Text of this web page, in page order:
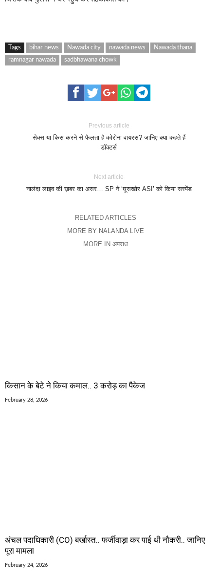
Tags bihar news Nawada city nawada news
Nawada thana
ramnagar nawada
sadbhawana chowk
Previous article
सेक्स या किस करने से फैलता है कोरोना वायरस? जानिए क्या कहते हैं
डॉक्टर्स
Next article
नालंदा लाइव की ख़बर का असर… SP ने ‘घूसखोर ASI’ को किया सस्पेंड
RELATED ARTICLES
MORE BY NALANDA LIVE
MORE IN अपराध
किसान के बेटे ने किया कमाल.. 3 करोड़ का पैकेज
February 28, 2026
अंचल पदाधिकारी (CO) बर्खास्त.. फर्जीवाड़ा कर पाई थी नौकरी.. जानिए
पूरा मामला
February 24, 2026